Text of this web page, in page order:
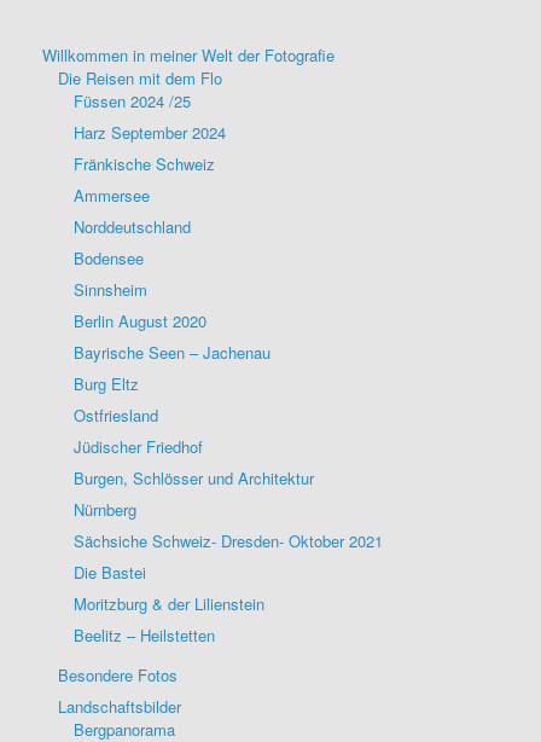
Willkommen in meiner Welt der Fotografie
Die Reisen mit dem Flo
Füssen 2024 /25
Harz September 2024
Fränkische Schweiz
Ammersee
Norddeutschland
Bodensee
Sinnsheim
Berlin August 2020
Bayrische Seen – Jachenau
Burg Eltz
Ostfriesland
Jüdischer Friedhof
Burgen, Schlösser und Architektur
Nürnberg
Sächsiche Schweiz- Dresden- Oktober 2021
Die Bastei
Moritzburg & der Lilienstein
Beelitz – Heilstetten
Besondere Fotos
Landschaftsbilder
Bergpanorama